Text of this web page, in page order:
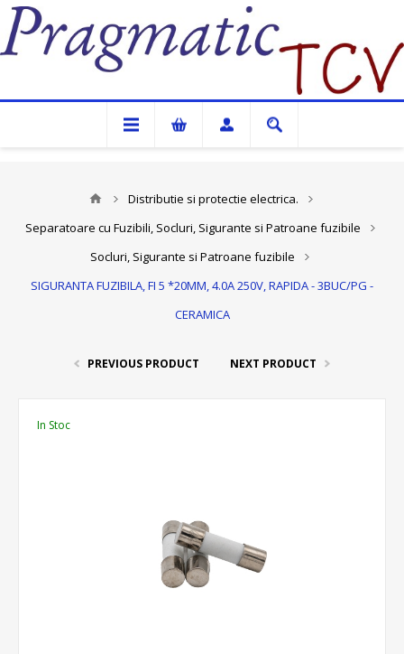
Pragmatic TCV
Distributie si protectie electrica.
Separatoare cu Fuzibili, Socluri, Sigurante si Patroane fuzibile
Socluri, Sigurante si Patroane fuzibile
SIGURANTA FUZIBILA, FI 5 *20MM, 4.0A 250V, RAPIDA - 3BUC/PG -
CERAMICA
PREVIOUS PRODUCT NEXT PRODUCT
In Stoc